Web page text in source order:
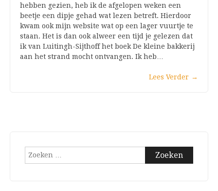
hebben gezien, heb ik de afgelopen weken een
beetje een dipje gehad wat lezen betreft. Hierdoor
kwam ook mijn website wat op een lager vuurtje te
staan. Het is dan ook alweer een tijd je gelezen dat
ik van Luitingh-Sijthoff het boek De kleine bakkerij
aan het strand mocht ontvangen. Ik heb…
Lees Verder →
Zoeken